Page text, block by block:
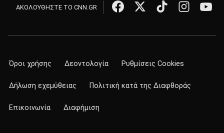
ΑΚΟΛΟΥΘΗΣΤΕ ΤΟ CNN.GR
Όροι χρήσης Δεοντολογία Ρυθμίσεις Cookies
Δήλωση εχεμύθειας Πολιτική κατά της Διαφθοράς
Επικοινωνία Διαφήμιση